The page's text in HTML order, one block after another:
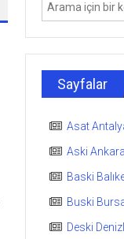
Sayfalar
Asat
Aski
Baski
Buski
Deski